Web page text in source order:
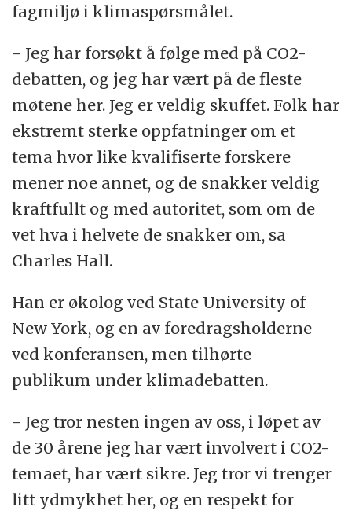
fagmiljø i klimaspørsmålet.
- Jeg har forsøkt å følge med på CO2-
debatten, og jeg har vært på de fleste
møtene her. Jeg er veldig skuffet. Folk har
ekstremt sterke oppfatninger om et
tema hvor like kvalifiserte forskere
mener noe annet, og de snakker veldig
kraftfullt og med autoritet, som om de
vet hva i helvete de snakker om, sa
Charles Hall.
Han er økolog ved State University of
New York, og en av foredragsholderne
ved konferansen, men tilhørte
publikum under klimadebatten.
- Jeg tror nesten ingen av oss, i løpet av
de 30 årene jeg har vært involvert i CO2-
temaet, har vært sikre. Jeg tror vi trenger
litt ydmykhet her, og en respekt for